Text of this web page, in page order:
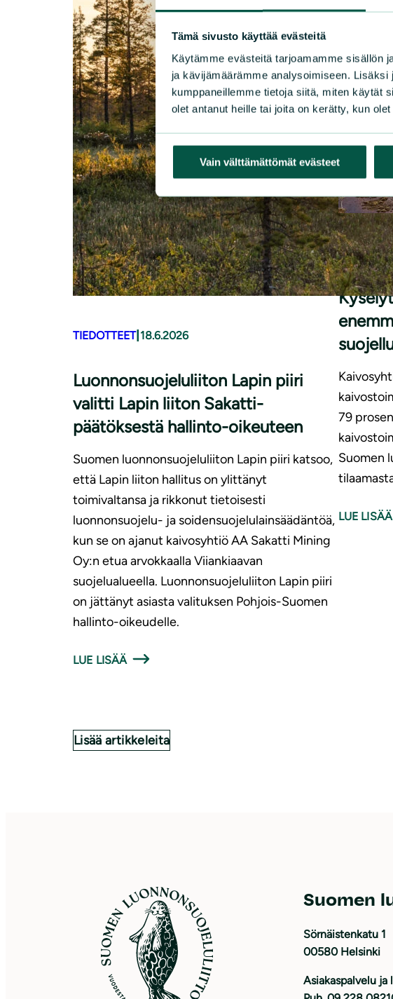
Tämä sivusto käyttää evästeitä
Käytämme evästeitä tarjoamamme sisällön
ja kävijämäärämme analysoimiseen.
kumppaneillemme tietoja siitä, miten käytät
olet antanut heille tai joita on kerätty, kun
Vain välttämättömät evästeet
TIEDOTTEET| 18.6.2026
Luonnonsuojeluliiton Lapin piiri
valitti Lapin liiton Sakatti-
päätöksestä hallinto-oikeuteen
Suomen luonnonsuojeluliiton Lapin piiri katsoo,
että Lapin liiton hallitus on ylittänyt
toimivaltansa ja rikkonut tietoisesti
luonnonsuojelu- ja soidensuojelulainsäädäntöä,
kun se on ajanut kaivosyhtiö AA Sakatti Mining
Oy:n etua arvokkaalla Viiankiaavan
suojelualueella. Luonnonsuojeluliiton Lapin piiri
on jättänyt asiasta valituksen Pohjois-Suomen
hallinto-oikeudelle.
LUE LISÄÄ
79
Suomen
LUE LISÄÄ
Lisää artikkeleita
Suomen
Sörnäistenkatu 1
00580 Helsinki
Asiakaspalvelu